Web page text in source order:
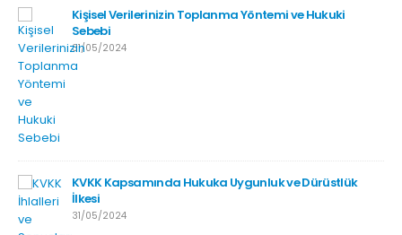
Kişisel Verilerinizin Toplanma Yöntemi ve Hukuki
Sebebi
31/05/2024
KVKK Kapsamında Hukuka Uygunluk ve Dürüstlük
İlkesi
31/05/2024